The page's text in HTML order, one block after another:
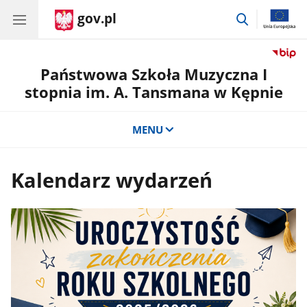
gov.pl
przejdź
Państwowa Szkoła Muzyczna I
stopnia im. A. Tansmana w Kępnie
MENU
Kalendarz wydarzeń